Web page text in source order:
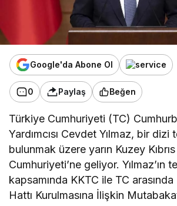
Google'da Abone Ol
0 Paylaş Beğen
Türkiye Cumhuriyeti (TC)
Yardımcısı Cevdet Yılmaz, bir dizi
bulunmak üzere yarın Kuzey
Cumhuriyeti’ne geliyor. Yılmaz’ın
kapsamında KKTC ile TC
Hattı Kurulmasına İlişkin